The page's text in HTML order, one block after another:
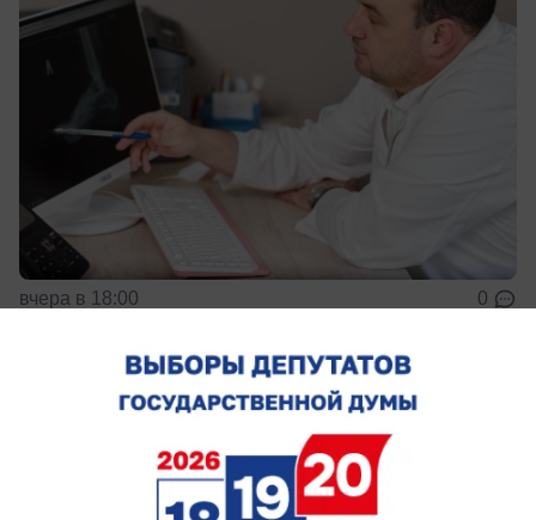
вчера в 18:00 0
У экс-тренера «Ростова» Валерия
Карпина родился сын Георгий
Мальчика назвали в честь деда — отца главного
тренера сборной России